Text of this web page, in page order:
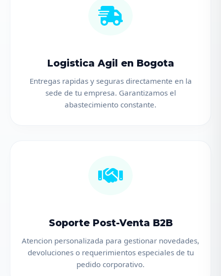
Logistica Agil en Bogota
Entregas rapidas y seguras directamente en la
sede de tu empresa. Garantizamos el
abastecimiento constante.
Soporte Post-Venta B2B
Atencion personalizada para gestionar novedades,
devoluciones o requerimientos especiales de tu
pedido corporativo.